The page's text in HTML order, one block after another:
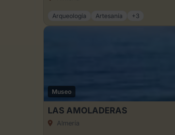
Arqueología Artesanía +3
Museo
LAS AMOLADERAS
Almería